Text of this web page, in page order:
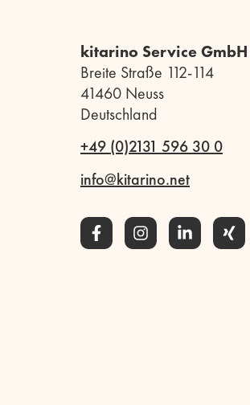
kitarino Service GmbH
Breite Straße 112-114
41460 Neuss
Deutschland
+49 (0)2131 596 30 0
info@kitarino.net